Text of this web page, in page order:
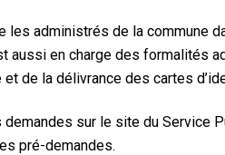
les administrés de la commune
aussi en charge des formalités
de la délivrance des cartes
sur le site du Service
pré-demandes.